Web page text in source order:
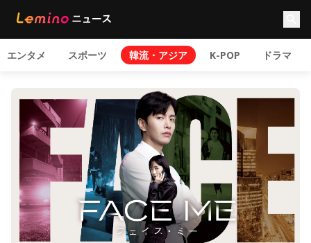
エンタメ スポーツ 韓流・アジア K-POP ドラマ